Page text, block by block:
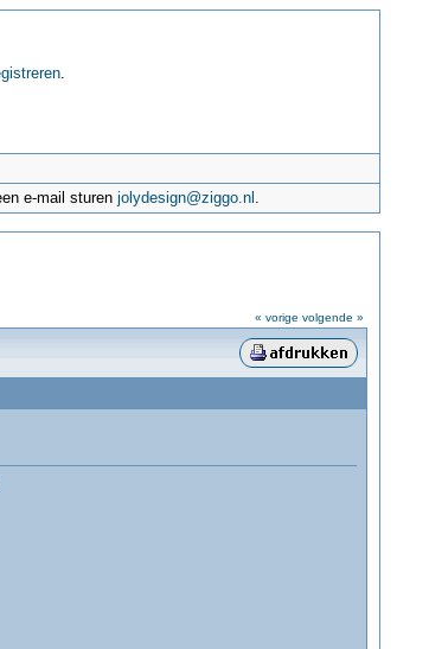
.
e-mail sturenjolydesign@ziggo.nl .
« vorige volgende »